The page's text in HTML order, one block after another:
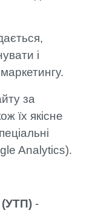
і
за
їх якісне
Analytics).
(УТП) -